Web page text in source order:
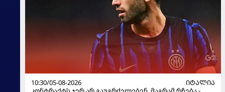
10:30/05-08-2026
ᲘᲢᲐᲚᲘᲐ